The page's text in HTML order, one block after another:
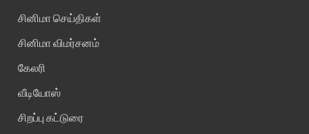
சினிமா செய்திகள்
சினிமா விமர்சனம்
கேலரி
வீடியோஸ்
சிறப்பு கட்டுரை